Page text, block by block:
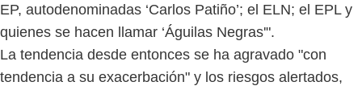
EP, autodenominadas ‘Carlos Patiño’; el ELN; el EPL y
quienes se hacen llamar ‘Águilas Negras'".
La tendencia desde entonces se ha agravado "con
tendencia a su exacerbación" y los riesgos alertados,